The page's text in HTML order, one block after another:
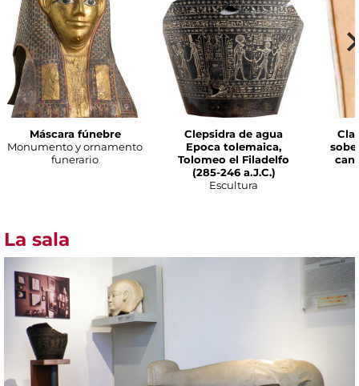
Máscara fúnebre
Monumento y ornamento
funerario
Clepsidra de agua
Epoca tolemaica,
Tolomeo el Filadelfo
(285-246 a.J.C.)
Escultura
La sala